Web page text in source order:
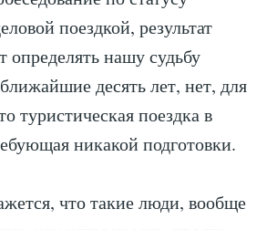
поездкой, результат
определять нашу судьбу
десять лет, нет, для
туристическая поездка в
никакой подготовки.
что такие люди, вообще